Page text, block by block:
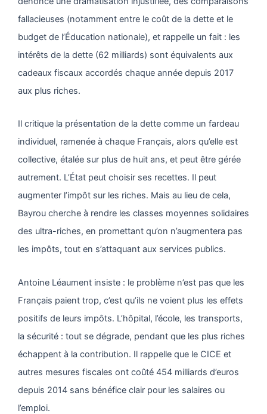
fallacieuses (notamment entre le coût de la dette et le
budget de l’Éducation nationale), et rappelle un fait : les
intérêts de la dette (62 milliards) sont équivalents aux
cadeaux fiscaux accordés chaque année depuis 2017
aux plus riches.
Il critique la présentation de la dette comme un fardeau
individuel, ramenée à chaque Français, alors qu’elle est
collective, étalée sur plus de huit ans, et peut être gérée
autrement. L’État peut choisir ses recettes. Il peut
augmenter l’impôt sur les riches. Mais au lieu de cela,
Bayrou cherche à rendre les classes moyennes solidaires
des ultra-riches, en promettant qu’on n’augmentera pas
les impôts, tout en s’attaquant aux services publics.
Antoine Léaument insiste : le problème n’est pas que les
Français paient trop, c’est qu’ils ne voient plus les effets
positifs de leurs impôts. L’hôpital, l’école, les transports,
la sécurité : tout se dégrade, pendant que les plus riches
échappent à la contribution. Il rappelle que le CICE et
autres mesures fiscales ont coûté 454 milliards d’euros
depuis 2014 sans bénéfice clair pour les salaires ou
l’emploi.